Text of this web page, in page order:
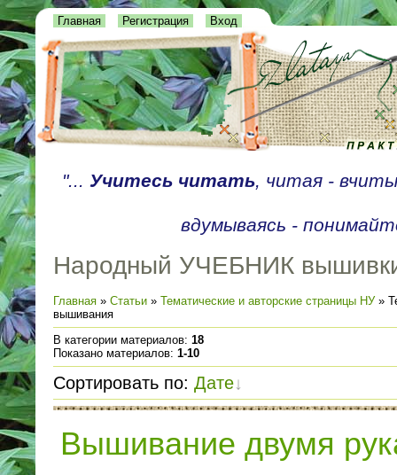
Главная Регистрация Вход
"... Учитесь читать, читая -
вдумываясь -
Народный УЧЕБНИК
Главная » Статьи » Тематические и авторские страницы НУ»
вышивания
В категории материалов: 18
Показано материалов: 1-10
Сортировать по: Дате
Вышивание двумя